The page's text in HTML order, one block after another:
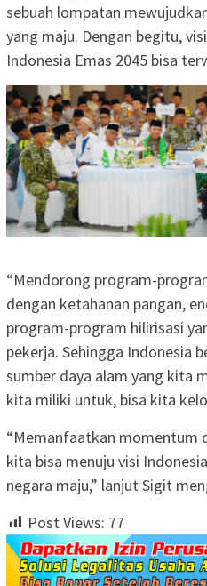
sebuah lompatan
yang maju. Dengan begitu,
Indonesia Emas 2045 bisa
“Mendorong program-
dengan ketahanan pangan,
program-program hilirisasi
pekerja. Sehingga Indonesia
sumber daya alam yang kita
kita miliki untuk, bisa kita
“Memanfaatkan momentum
kita bisa menuju visi
negara maju,” lanjut Sigit
Post Views: 77